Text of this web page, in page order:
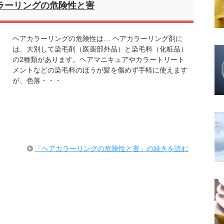
ーリングの危険性と害
ヘアカラーリングの危険性は… ヘアカラーリング剤に
は、大別して染毛剤（医薬部外品）と染毛料（化粧品）
の2種類があります。ヘアマニキュアやカラートリート
メントなどの染毛料のほうが髪を傷めず手軽に使えます
が、色落・・・
「ヘアカラーリングの危険性と害」の続きを読む